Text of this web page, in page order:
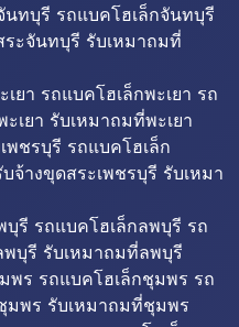
ทบุรี รถแบคโฮเล็กจันทบุรี
ะจันทบุรี รับเหมาถมที่
ยา รถแบคโฮเล็กพะเยา รถ
เยา รับเหมาถมที่พะเยา
พชรบุรี รถแบคโฮเล็ก
จ้างขุดสระเพชรบุรี รับเหมา
รี รถแบคโฮเล็กลพบุรี รถ
บุรี รับเหมาถมที่ลพบุรี
พร รถแบคโฮเล็กชุมพร รถ
มพร รับเหมาถมที่ชุมพร